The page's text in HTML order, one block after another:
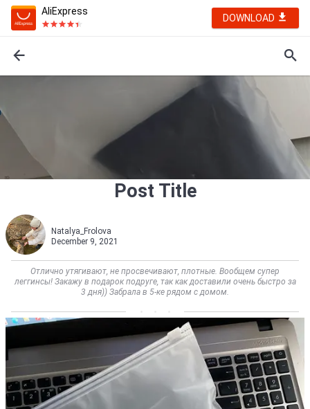
AliExpress
DOWNLOAD
Post Title
Natalya_Frolova
December 9, 2021
Отлично утягивают, не просвечивают, плотные. Вообщем супер
леггинсы! Закажу в подарок подруге, так как доставили очень быстро за
3 дня)) Забрала в 5-ке рядом с домом.